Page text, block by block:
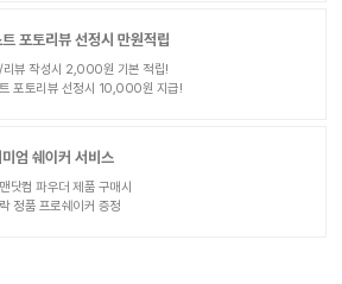
포토리뷰 선정시 만원적립
리뷰 작성시 2,000원 기본 적립!
포토리뷰 선정시 10,000원 지급!
엄 쉐이커 서비스
닷컴 파우더 제품 구매시
정품 프로쉐이커 증정